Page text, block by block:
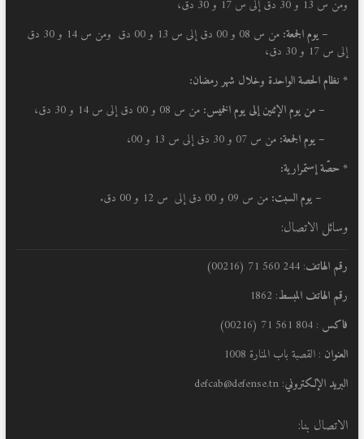
ومن س 13 و 30 دق إلى س 17 و 30 دق،
– يوم الجمعة:
من س 08 و 00 دق إلى س 13 و 00 دق ومن س 14 و 30 دق
إلى س 17 و 30 دق،
* نظام الحصة الواحدة وخلال شهر رمضان:
– من يوم الإثنين إلى يوم الخميس: من س 08 و 00 دق إلى س 14 و 30 دق،
– يوم الجمعة: من س 07 و 30 دق إلى س 13 و 00،
* حصّة إستمرارية:
– يوم السبت: من س 09 و 00 دق إلى س 12 و 00 دق.
وسائل الاتصال:
رقم الهاتف: 244 560 71 (00216)
رقم الهاتف المبسط: 1862
فاكس : 804 561 71 (00216)
العنوان : القصبة باب المنارة 1008
البريد الإلكتروني: defcab@defense.tn
الاتصال بنا: